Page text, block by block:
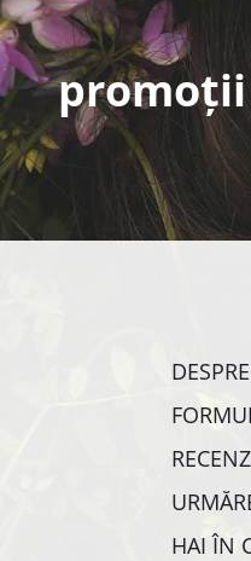
promoții
HAI ÎN